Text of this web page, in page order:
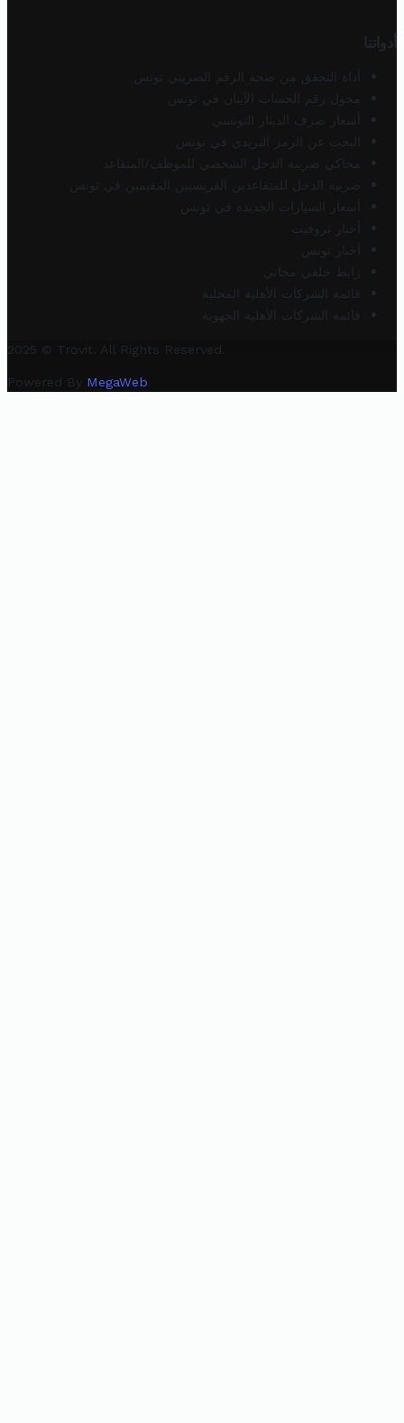
أدواتنا
أداة التحقق من صحة الرقم الضريبي تونس
محول رقم الحساب الآيبان في تونس
أسعار صرف الدينار التونسي
البحث عن الرمز البريدي في تونس
محاكي ضريبة الدخل الشخصي للموظف/المتقاعد
ضريبة الدخل للمتقاعدين الفرنسيين المقيمين في تونس
أسعار السيارات الجديدة في تونس
أخبار تروفيت
أخبار تونس
رابط خلفي مجاني
قائمة الشركات الأهلية المحلية
قائمة الشركات الأهلية الجهوية
2025 © Trovit. All Rights Reserved.
Powered By MegaWeb